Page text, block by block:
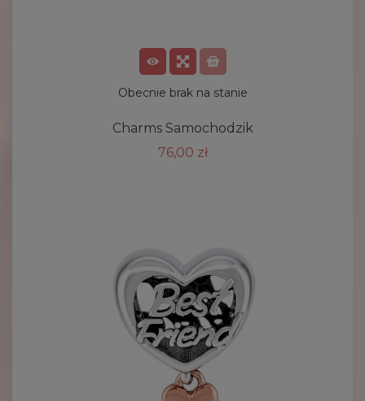
Obecnie brak na stanie
Charms Samochodzik
76,00 zł